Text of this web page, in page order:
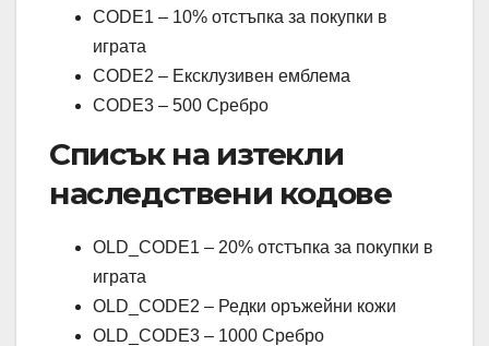
CODE1 – 10% отстъпка за покупки в
играта
CODE2 – Ексклузивен емблема
CODE3 – 500 Сребро
Списък на изтекли
наследствени кодове
OLD_CODE1 – 20% отстъпка за покупки в
играта
OLD_CODE2 – Редки оръжейни кожи
OLD_CODE3 – 1000 Сребро